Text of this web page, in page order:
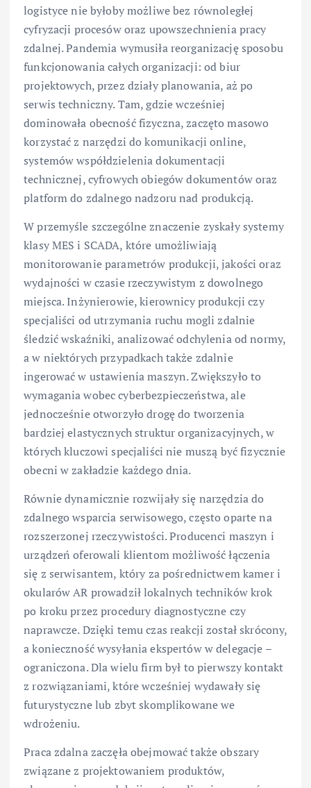
logistyce nie byłoby możliwe bez równoległej
cyfryzacji procesów oraz upowszechnienia pracy
zdalnej. Pandemia wymusiła reorganizację sposobu
funkcjonowania całych organizacji: od biur
projektowych, przez działy planowania, aż po
serwis techniczny. Tam, gdzie wcześniej
dominowała obecność fizyczna, zaczęto masowo
korzystać z narzędzi do komunikacji online,
systemów współdzielenia dokumentacji
technicznej, cyfrowych obiegów dokumentów oraz
platform do zdalnego nadzoru nad produkcją.
W przemyśle szczególne znaczenie zyskały systemy
klasy MES i SCADA, które umożliwiają
monitorowanie parametrów produkcji, jakości oraz
wydajności w czasie rzeczywistym z dowolnego
miejsca. Inżynierowie, kierownicy produkcji czy
specjaliści od utrzymania ruchu mogli zdalnie
śledzić wskaźniki, analizować odchylenia od normy,
a w niektórych przypadkach także zdalnie
ingerować w ustawienia maszyn. Zwiększyło to
wymagania wobec cyberbezpieczeństwa, ale
jednocześnie otworzyło drogę do tworzenia
bardziej elastycznych struktur organizacyjnych, w
których kluczowi specjaliści nie muszą być fizycznie
obecni w zakładzie każdego dnia.
Równie dynamicznie rozwijały się narzędzia do
zdalnego wsparcia serwisowego, często oparte na
rozszerzonej rzeczywistości. Producenci maszyn i
urządzeń oferowali klientom możliwość łączenia
się z serwisantem, który za pośrednictwem kamer i
okularów AR prowadził lokalnych techników krok
po kroku przez procedury diagnostyczne czy
naprawcze. Dzięki temu czas reakcji został skrócony,
a konieczność wysyłania ekspertów w delegacje –
ograniczona. Dla wielu firm był to pierwszy kontakt
z rozwiązaniami, które wcześniej wydawały się
futurystyczne lub zbyt skomplikowane we
wdrożeniu.
Praca zdalna zaczęła obejmować także obszary
związane z projektowaniem produktów,